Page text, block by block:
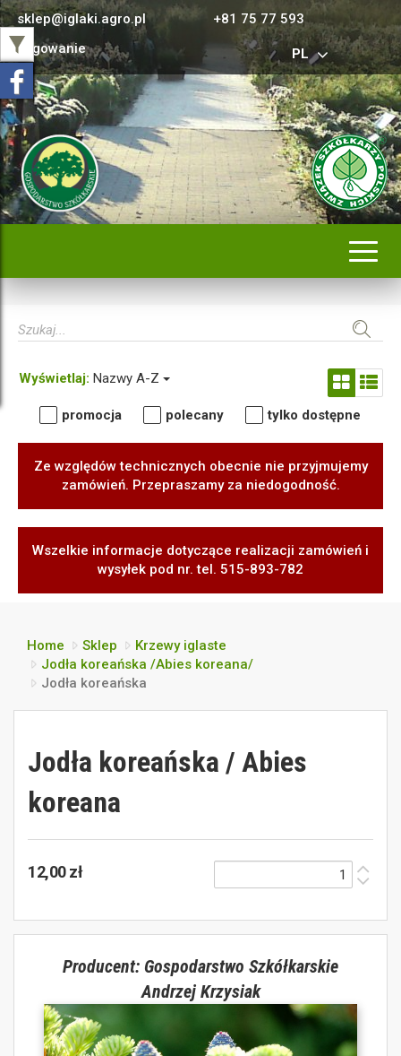
sklep@iglaki.agro.pl
+81 75 77 593
Logowanie
PL
Wyświetlaj: Nazwy A-Z
promocja polecany tylko dostępne
Ze względów technicznych obecnie nie przyjmujemy
zamówień. Przepraszamy za niedogodność.
Wszelkie informacje dotyczące realizacji zamówień i
wysyłek pod nr. tel. 515-893-782
Home Sklep
Krzewy iglaste
Jodła koreańska /Abies koreana/
Jodła koreańska
Jodła koreańska / Abies
koreana
12,00 zł
Producent: Gospodarstwo Szkółkarskie
Andrzej Krzysiak